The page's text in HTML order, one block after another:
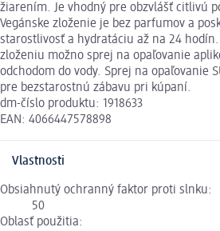
žiarením. Je vhodný pre obzvlášť citlivú
Vegánske zloženie je bez parfumov a
starostlivosť a hydratáciu až na 24
zloženiu možno sprej na opaľovanie
odchodom do vody. Sprej na opaľovanie
pre bezstarostnú zábavu pri kúpaní.
dm-číslo produktu: 1918633
EAN: 4066447578898
Vlastnosti
Obsiahnutý ochranný faktor proti slnku:
50
Oblasť použitia: